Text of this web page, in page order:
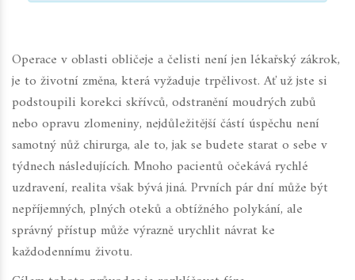
Operace v oblasti obličeje a čelisti není jen lékařský zákrok,
je to životní změna, která vyžaduje trpělivost. Ať už jste si
podstoupili korekci skřívců, odstranění moudrých zubů
nebo opravu zlomeniny, nejdůležitější částí úspěchu není
samotný nůž chirurga, ale to, jak se budete starat o sebe v
týdnech následujících. Mnoho pacientů očekává rychlé
uzdravení, realita však bývá jiná. Prvních pár dní může být
nepříjemných, plných oteků a obtížného polykání, ale
správný přístup může výrazně urychlit návrat ke
každodennímu životu.